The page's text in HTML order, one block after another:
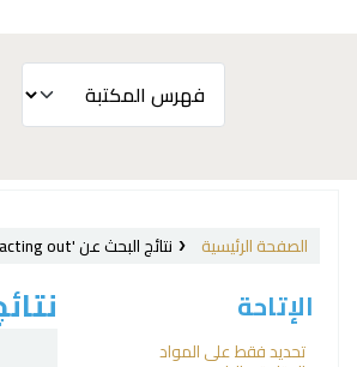
الصفحة الرئيسية نتائج البحث عن 'ccl=su:{Labor laws and legislation, International.} and su-to:Contracting out'
الإتاحة
تحديد فقط على المواد